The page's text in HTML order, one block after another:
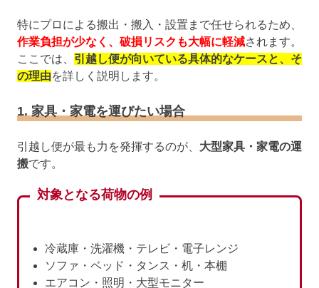
特にプロによる搬出・搬入・設置まで任せられるため、
作業負担が少なく、破損リスクも大幅に軽減されます。
ここでは、 引越し便が向いている具体的なケースと、そ
の理由を詳しく説明します。
1. 家具・家電を運びたい場合
引越し便が最も力を発揮するのが、 大型家具・家電の運
搬です。
対象となる荷物の例
冷蔵庫・洗濯機・テレビ・電子レンジ
ソファ・ベッド・タンス・机・本棚
エアコン・照明・大型モニター